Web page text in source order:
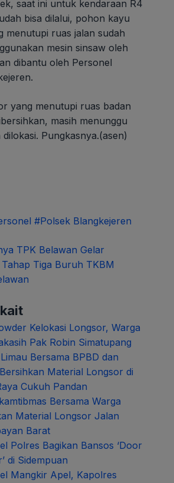
saat ini untuk kendaraan R4
bisa dilalui, pohon kayu
menutupi ruas jalan sudah
mesin sinsaw oleh
dibantu oleh Personel
yang menutupi ruas badan
masih menunggu
Pungkasnya.(asen)
#Polsek Blangkejeren
TPK Belawan Gelar
Tahap Tiga Buruh TKBM
Kelokasi Longsor, Warga
Pak Robin Simatupang
Bersama BPBD dan
Material Longsor di
Cukuh Pandan
Bersama Warga
Material Longsor Jalan
Barat
Polres Bagikan Bansos ‘Door
di Sidempuan
Mangkir Apel, Kapolres